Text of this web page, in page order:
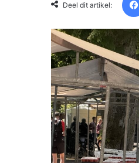
Deel dit artikel: